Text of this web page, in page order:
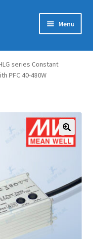
Menu
series Constant
PFC 40-480W